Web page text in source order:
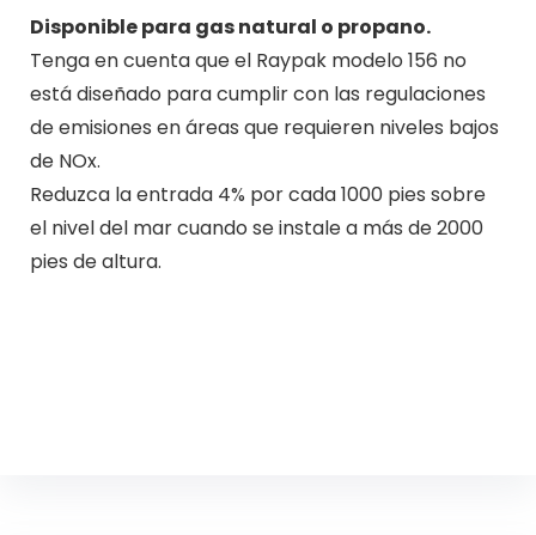
Disponible para gas natural o propano.
Tenga en cuenta que el Raypak modelo 156 no
está diseñado para cumplir con las regulaciones
de emisiones en áreas que requieren niveles bajos
de NOx.
Reduzca la entrada 4% por cada 1000 pies sobre
el nivel del mar cuando se instale a más de 2000
pies de altura.